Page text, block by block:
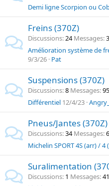
Demi ligne Scorpion ou
Freins (370Z)
Discussions 24 Messages
Amélioration système de
9/3/26 Pat
Suspensions (370Z)
Discussions 8 Messages 95
Différentiel 12/4/23
Pneus/Jantes (370Z)
Discussions 34 Messages
Michelin SPORT 4S (arr) /
Suralimentation
Discussions 1 Messages 41